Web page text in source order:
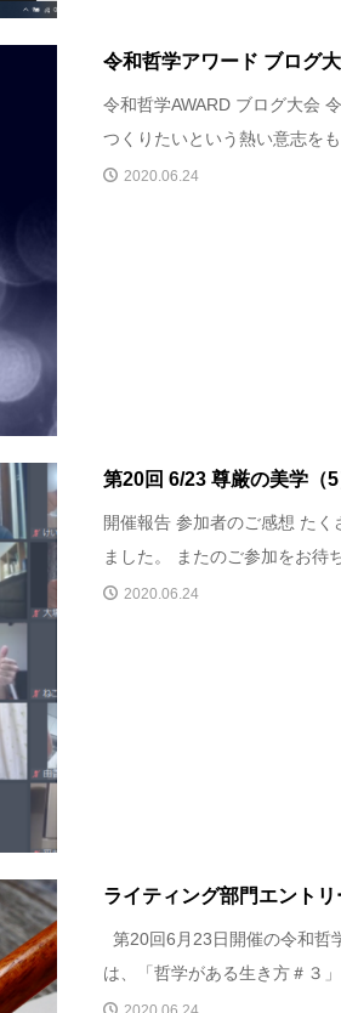
令和哲学アワード ブログ
令和哲学AWARD ブログ大会
つくりたいという熱い意志を
2020.06.24
第20回 6/23 尊厳の美学（
開催報告 参加者のご感想 た
ました。 またのご参加をお待
2020.06.24
ライティング部門エントリ
第20回6月23日開催の令和哲
は、「哲学がある生き方＃３